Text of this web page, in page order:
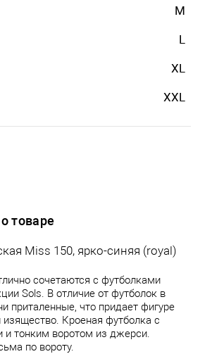
M
L
XL
XXL
товаре
Miss 150, ярко-синяя (royal)
сочетаются с футболками
Sols . В отличие от футболок в
приталенные, что придает фигуре
Кроеная футболка с
тонким воротом из джерси.
по вороту.